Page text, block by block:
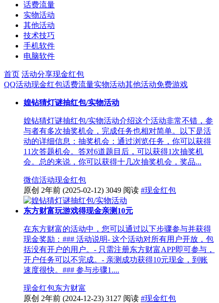
话费流量
实物活动
其他活动
技术技巧
手机软件
电脑软件
首页 活动分享现金红包
QQ活动现金红包话费流量实物活动其他活动免费游戏
媓钻猜灯谜抽红包/实物活动
媓钻猜灯谜抽红包/实物活动介绍这个活动非常不错，参
与者有多次抽奖机会，完成任务也相对简单。以下是活
动的详细信息：抽奖机会：通过浏览任务，你可以获得
11次答题机会。答对6道题目后，可以获得1次抽奖机
会。总的来说，你可以获得十几次抽奖机会，奖品...
微信活动现金红包
原创 2年前 (2025-02-12) 3049 阅读 #现金红包
东方财富玩游戏得现金亲测10元
在东方财富的活动中，您可以通过以下步骤参与并获得
现金奖励：### 活动说明- 这个活动对所有用户开放，包
括没有开户的用户。- 只需注册东方财富APP即可参与，
开户任务可以不完成。- 亲测成功获得10元现金，到账
速度很快。### 参与步骤1....
现金红包东方财富
原创 2年前 (2024-12-23) 3127 阅读 #现金红包